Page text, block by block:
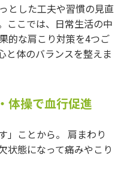
とした工夫や習慣の見直
ここでは、日常生活の中
的な肩こり対策を4つご
と体のバランスを整えま
体操で血行促進
」ことから。 肩まわり
状態になって痛みやこり